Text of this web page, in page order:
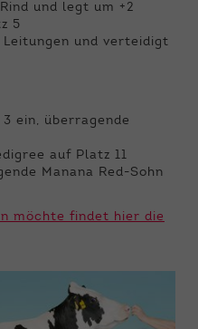
und legt um +2
5
und verteidigt
ein, überragende
auf Platz 11
Manana Red-Sohn
möchte findet hier die